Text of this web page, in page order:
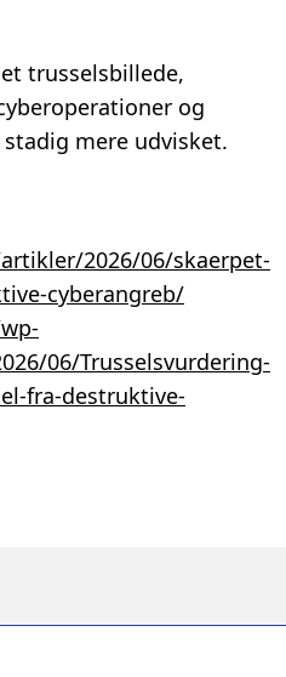
trusselsbillede,
og
mere udvisket.
2026/06/skaerpet-
cyberangreb/
06/Trusselsvurdering-
fra-destruktive-